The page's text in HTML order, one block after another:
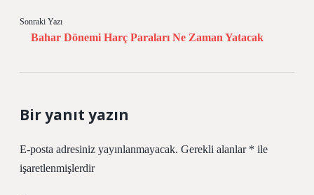
Sonraki Yazı
Bahar Dönemi Harç Paraları Ne Zaman Yatacak
Bir yanıt yazın
E-posta adresiniz yayınlanmayacak. Gerekli alanlar * ile
işaretlenmişlerdir